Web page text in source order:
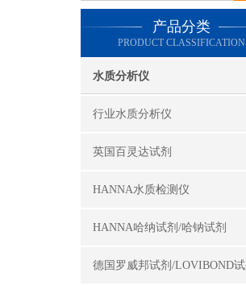
产品分类
PRODUCT CLASSIFICATION
水质分析仪
行业水质分析仪
英国百灵达试剂
HANNA水质检测仪
HANNA哈纳试剂/哈钠试剂